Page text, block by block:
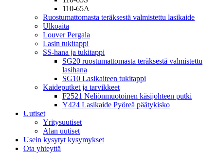
110-65A
Ruostumattomasta teräksestä valmistettu lasikaide
Ulkoaita
Louver Pergala
Lasin tukitappi
SS-hana ja tukitappi
SG20 ruostumattomasta teräksestä valmistettu
lasihana
SG10 Lasikaiteen tukitappi
Kaideputket ja tarvikkeet
F2521 Neliönmuotoinen käsijohteen putki
Y424 Lasikaide Pyöreä päätykisko
Uutiset
Yritysuutiset
Alan uutiset
Usein kysytyt kysymykset
Ota yhteyttä